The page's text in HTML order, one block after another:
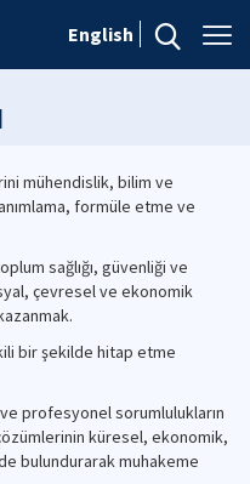
English
mühendislik, bilim ve
formüle etme ve
sağlığı, güvenliği ve
çevresel ve ekonomik
bir şekilde hitap etme
profesyonel sorumlulukların
küresel, ekonomik,
bulundurarak muhakeme